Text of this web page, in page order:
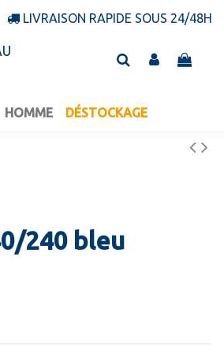
LIVRAISON RAPIDE SOUS 24/48H
HOMME DÉSTOCKAGE
240 bleu